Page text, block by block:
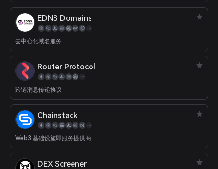
EDNS Domains
去中心化域名服务
Router Protocol
跨链消息传递协议
Chainstack
Web3 基础设施即服务提供商
DEX Screener